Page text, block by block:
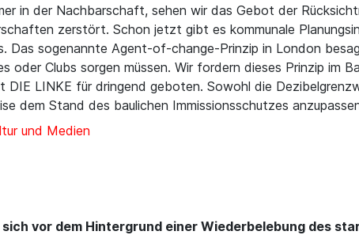
in der Nachbarschaft, sehen wir das Gebot der
zerstört. Schon jetzt gibt es kommunale
Das sogenannte Agent-of-change-Prinzip in London
oder Clubs sorgen müssen. Wir fordern dieses Prinzip im
DIE LINKE für dringend geboten. Sowohl die
dem Stand des baulichen Immissionsschutzes
und Medien
sich vor dem Hintergrund einer Wiederbelebung des